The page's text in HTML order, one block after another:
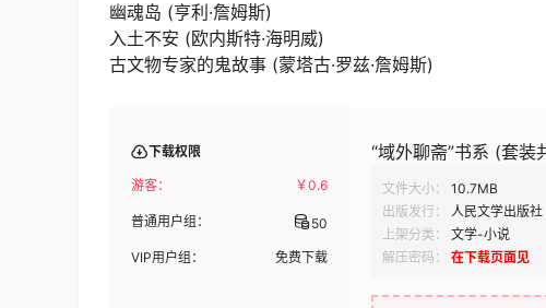
幽魂岛 (亨利·詹姆斯)
入土不安 (欧内斯特·海明威)
古文物专家的鬼故事 (蒙塔古·罗兹·詹姆斯)
下载权限
游客： ￥0.6
普通用户组： 50
VIP用户组： 免费下载
“域外聊斋”书系 (套
文件大小： 10.7MB
出版发行：
人民文学出版社
上架分类：
文学-小说
解压密码：
在下载页面见